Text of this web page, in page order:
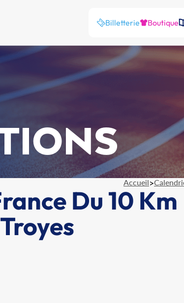
Billetterie Boutique
Accueil>
Du 10 Km